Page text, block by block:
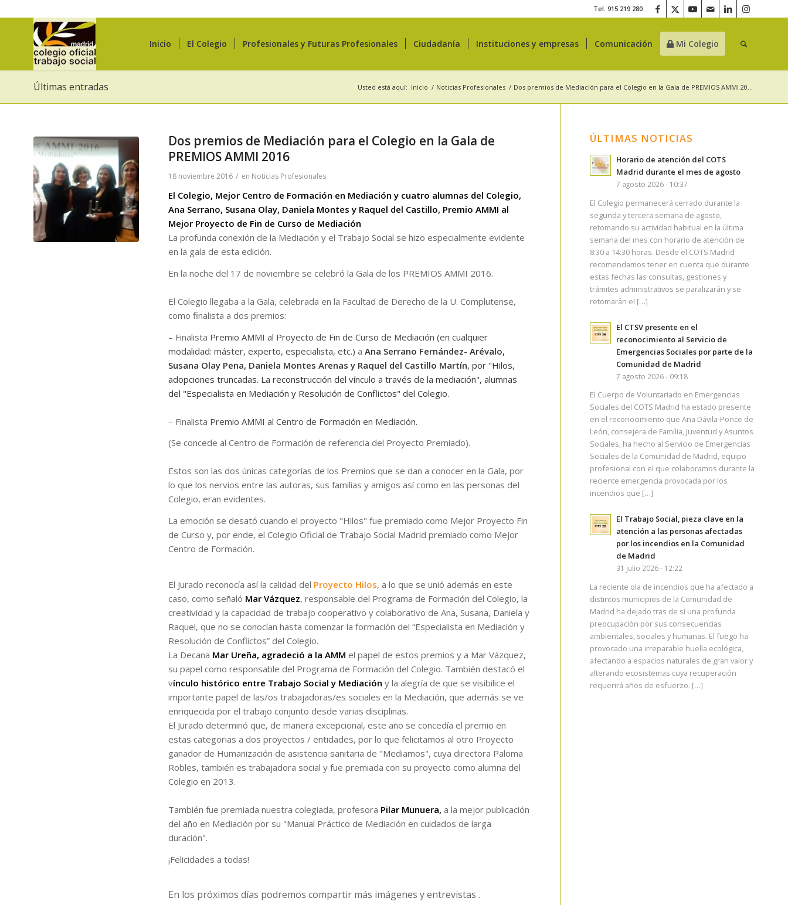
Tel. 915 219 280
Inicio El Colegio Profesionales y Futuras Profesionales Ciudadanía Instituciones y empresas Comunicación Mi Colegio
Últimas entradas Usted está aquí: Inicio / Noticias Profesionales / Dos premios de Mediación para el Colegio en la Gala de PREMIOS AMMI 20...
Dos premios de Mediación para el Colegio en la Gala de
PREMIOS AMMI 2016
18 noviembre 2016 / en Noticias Profesionales
El Colegio, Mejor Centro de Formación en Mediación y cuatro alumnas del Colegio,
Ana Serrano, Susana Olay, Daniela Montes y Raquel del Castillo, Premio AMMI al
Mejor Proyecto de Fin de Curso de Mediación
La profunda conexión de la Mediación y el Trabajo Social se hizo especialmente evidente
en la gala de esta edición.
En la noche del 17 de noviembre se celebró la Gala de los PREMIOS AMMI 2016.
El Colegio llegaba a la Gala, celebrada en la Facultad de Derecho de la U. Complutense,
como finalista a dos premios:
– Finalista Premio AMMI al Proyecto de Fin de Curso de Mediación (en cualquier
modalidad: máster, experto, especialista, etc.) a Ana Serrano Fernández- Arévalo,
Susana Olay Pena, Daniela Montes Arenas y Raquel del Castillo Martín, por "Hilos,
adopciones truncadas. La reconstrucción del vínculo a través de la mediación", alumnas
del "Especialista en Mediación y Resolución de Conflictos" del Colegio.
– Finalista Premio AMMI al Centro de Formación en Mediación.
(Se concede al Centro de Formación de referencia del Proyecto Premiado).
Estos son las dos únicas categorías de los Premios que se dan a conocer en la Gala, por
lo que los nervios entre las autoras, sus familias y amigos así como en las personas del
Colegio, eran evidentes.
La emoción se desató cuando el proyecto "Hilos" fue premiado como Mejor Proyecto Fin
de Curso y, por ende, el Colegio Oficial de Trabajo Social Madrid premiado como Mejor
Centro de Formación.
El Jurado reconocía así la calidad del Proyecto Hilos, a lo que se unió además en este
caso, como señaló Mar Vázquez, responsable del Programa de Formación del Colegio, la
creatividad y la capacidad de trabajo cooperativo y colaborativo de Ana, Susana, Daniela y
Raquel, que no se conocían hasta comenzar la formación del “Especialista en Mediación y
Resolución de Conflictos” del Colegio.
La Decana Mar Ureña, agradeció a la AMM el papel de estos premios y a Mar Vázquez,
su papel como responsable del Programa de Formación del Colegio. También destacó el
vínculo histórico entre Trabajo Social y Mediación y la alegría de que se visibilice el
importante papel de las/os trabajadoras/es sociales en la Mediación, que además se ve
enriquecida por el trabajo conjunto desde varias disciplinas.
El Jurado determinó que, de manera excepcional, este año se concedía el premio en
estas categorias a dos proyectos / entidades, por lo que felicitamos al otro Proyecto
ganador de Humanización de asistencia sanitaria de "Mediamos", cuya directora Paloma
Robles, también es trabajadora social y fue premiada con su proyecto como alumna del
Colegio en 2013.
También fue premiada nuestra colegiada, profesora Pilar Munuera, a la mejor publicación
del año en Mediación por su "Manual Práctico de Mediación en cuidados de larga
duración".
¡Felicidades a todas!
En los próximos días podremos compartir más imágenes y entrevistas .
ÚLTIMAS NOTICIAS
Horario de atención del COTS
Madrid durante el mes de agosto
7 agosto 2026 - 10:37
El Colegio permanecerá cerrado durante la
segunda y tercera semana de agosto,
retomando su actividad habitual en la última
semana del mes con horario de atención de
8:30 a 14:30 horas. Desde el COTS Madrid
recomendamos tener en cuenta que durante
estas fechas las consultas, gestiones y
trámites administrativos se paralizarán y se
retomarán el […]
El CTSV presente en el
reconocimiento al Servicio de
Emergencias Sociales por parte de la
Comunidad de Madrid
7 agosto 2026 - 09:18
El Cuerpo de Voluntariado en Emergencias
Sociales del COTS Madrid ha estado presente
en el reconocimiento que Ana Dávila-Ponce de
León, consejera de Familia, Juventud y Asuntos
Sociales, ha hecho al Servicio de Emergencias
Sociales de la Comunidad de Madrid, equipo
profesional con el que colaboramos durante la
reciente emergencia provocada por los
incendios que […]
El Trabajo Social, pieza clave en la
atención a las personas afectadas
por los incendios en la Comunidad
de Madrid
31 julio 2026 - 12:22
La reciente ola de incendios que ha afectado a
distintos municipios de la Comunidad de
Madrid ha dejado tras de sí una profunda
preocupación por sus consecuencias
ambientales, sociales y humanas. El fuego ha
provocado una irreparable huella ecológica,
afectando a espacios naturales de gran valor y
alterando ecosistemas cuya recuperación
requerirá años de esfuerzo. […]